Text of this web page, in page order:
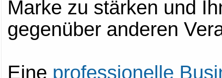
Marke zu stärken und
gegenüber anderen
Eine professionelle